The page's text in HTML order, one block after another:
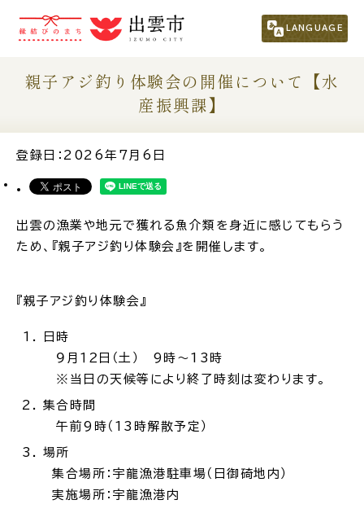
LANGUAGE
市民の方 （くらし・行政・議会）
事業者の方
For Foreigners
外国人の方へ
新着情報一覧
ふるさと納税
場面から探
親子アジ釣り体験会の開催について【水
産振興課】
登録日：2026年7月6日
出雲の漁業や地元で獲れる魚介類を身近に感じてもらう
ため、『親子アジ釣り体験会』を開催します。
『親子アジ釣り体験会』
日時
９月１２日（土） 9時～13時
※当日の天候等により終了時刻は変わります。
集合時間
午前9時（13時解散予定）
場所
集合場所：宇龍漁港駐車場（日御碕地内）
実施場所：宇龍漁港内